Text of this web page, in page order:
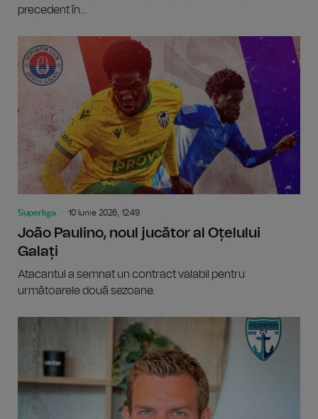
precedent în...
Superliga 10 Iunie 2026, 12:49
João Paulino, noul jucător al Oțelului
Galați
Atacantul a semnat un contract valabil pentru
următoarele două sezoane.